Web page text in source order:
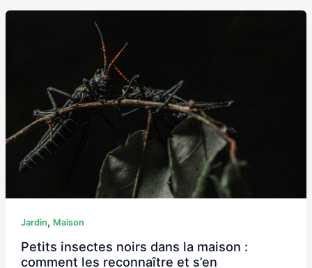
Jardin, Maison
Petits insectes noirs dans la maison :
comment les reconnaître et s’en
maison
comment
les
reconnaître
s’en
débarrasser